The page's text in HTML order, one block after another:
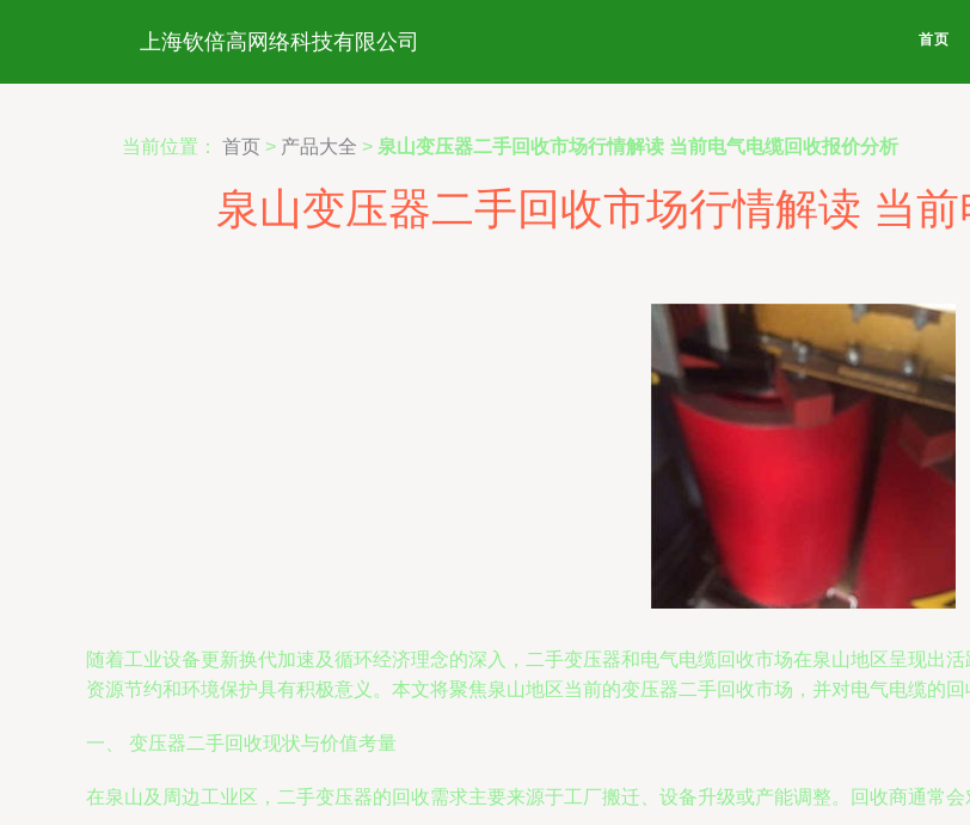
上海钦倍高网络科技有限公司 首页
当前位置： 首页 > 产品大全 > 泉山变压器二手回收市场行情解读 当前电气电缆回收报价分析
泉山变压器二手回收市场行情解读 当
随着工业设备更新换代加速及循环经济理念的深入，二手变压器和电气电缆回收市场在泉山地区呈现出
资源节约和环境保护具有积极意义。本文将聚焦泉山地区当前的变压器二手回收市场，并对电气电缆的回
一、 变压器二手回收现状与价值考量
在泉山及周边工业区，二手变压器的回收需求主要来源于工厂搬迁、设备升级或产能调整。回收商通常